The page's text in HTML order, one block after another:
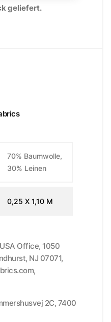
geliefert.
70% Baumwolle,
30% Leinen
0,25 X 1,10 M
Office, 1050
NJ 07071,
2C, 7400